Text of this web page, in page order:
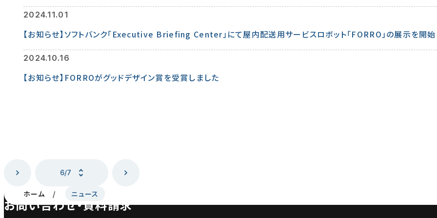
2024.11.01
【お知らせ】ソフトバンク「Executive Briefing Center」にて屋内配送用サービスロボット「FORRO」の展示を開
2024.10.16
【お知らせ】FORROがグッドデザイン賞を受賞しました
6/7
ホーム ニュース
お問い合わせ・資料請求